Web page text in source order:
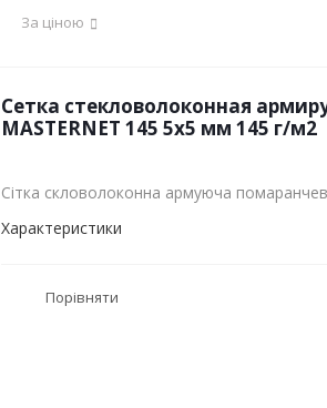
За ціною
Сетка стекловолоконная
MASTERNET 145 5х5 мм 145 г/м2
Сітка скловолоконна армуюча
Характеристики
Порівняти